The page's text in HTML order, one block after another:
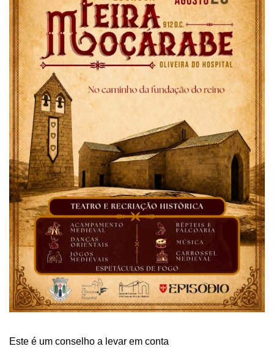
Este é um conselho a levar em conta